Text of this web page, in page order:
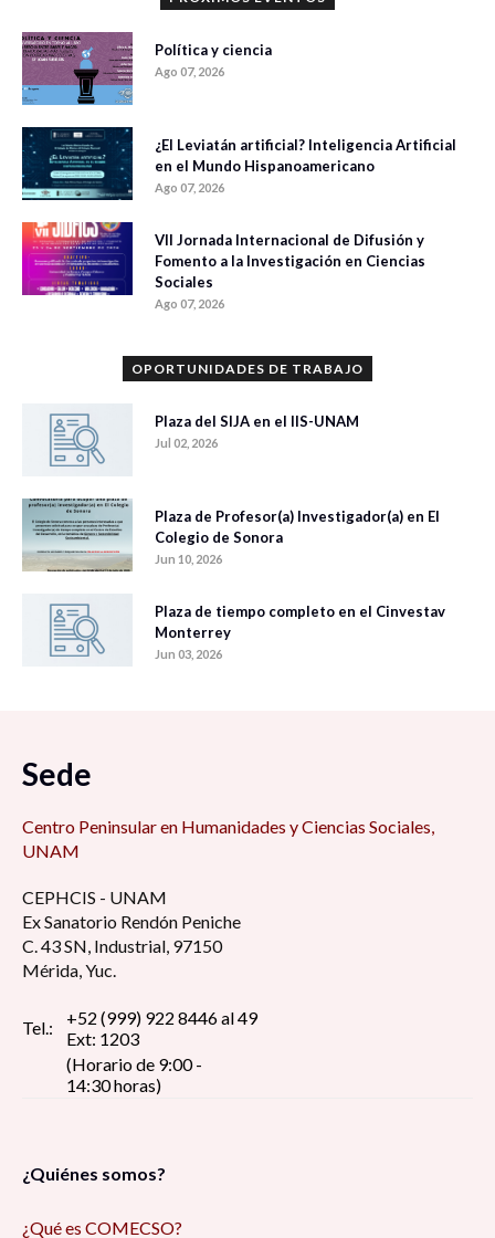
Política y ciencia
Ago 07, 2026
¿El Leviatán artificial? Inteligencia Artificial
en el Mundo Hispanoamericano
Ago 07, 2026
VII Jornada Internacional de Difusión y
Fomento a la Investigación en Ciencias
Sociales
Ago 07, 2026
OPORTUNIDADES DE TRABAJO
Plaza del SIJA en el IIS-UNAM
Jul 02, 2026
Plaza de Profesor(a) Investigador(a) en El
Colegio de Sonora
Jun 10, 2026
Plaza de tiempo completo en el Cinvestav
Monterrey
Jun 03, 2026
Sede
Centro Peninsular en Humanidades y Ciencias Sociales,
UNAM
CEPHCIS - UNAM
Ex Sanatorio Rendón Peniche
C. 43 SN, Industrial, 97150
Mérida, Yuc.
Tel.:
+52 (999) 922 8446 al 49
Ext: 1203
(Horario de 9:00 -
14:30 horas)
¿Quiénes somos?
¿Qué es COMECSO?